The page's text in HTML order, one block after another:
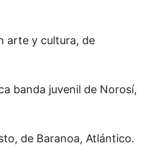
arte y cultura, de
banda juvenil de Norosí,
de Baranoa, Atlántico.